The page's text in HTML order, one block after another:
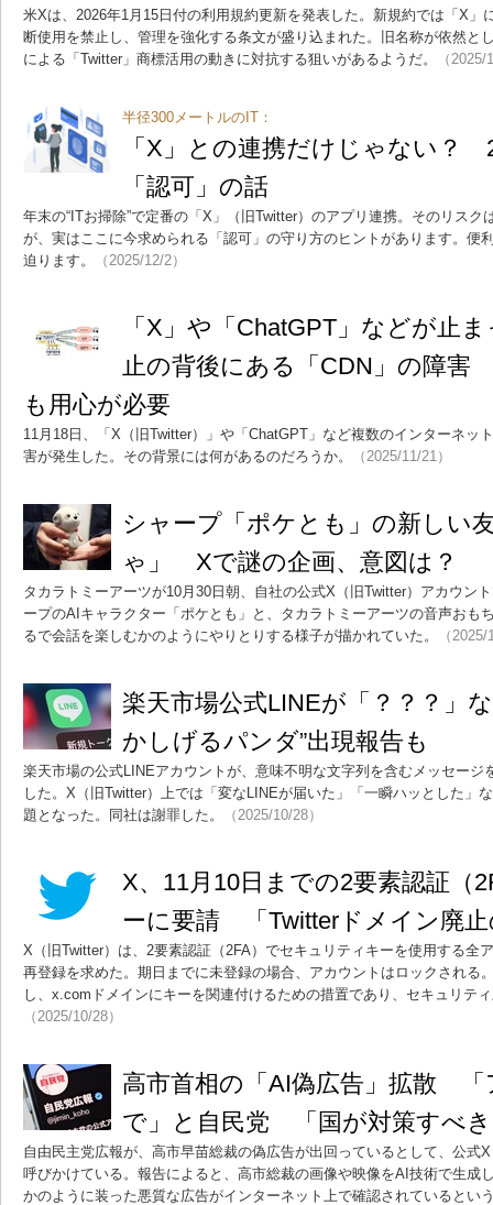
米Xは、2026年1月15日付の利用規約更新を発表した。新規約では「X」
断使用を禁止し、管理を強化する条文が盛り込まれた。旧名称が依然と
による「Twitter」商標活用の動きに対抗する狙いがあるようだ。
（
半径300メートルのIT：
「X」との連携だけじゃない？
「認可」の話
年末の“ITお掃除”で定番の「X」（旧Twitter）のアプリ連携。そのリスク
が、実はここに今求められる「認可」の守り方のヒントがあります。便
迫ります。
（2025/12/2）
「X」や「ChatGPT」などが止
止の背後にある「CDN」の障
も用心が必要
11月18日、「X（旧Twitter）」や「ChatGPT」など複数のインターネッ
害が発生した。その背景には何があるのだろうか。
（2025/11/21）
シャープ「ポケとも」の新しい
ゃ」 Xで謎の企画、意図は？
タカラトミーアーツが10月30日朝、自社の公式X（旧Twitter）アカウン
ープのAIキャラクター「ポケとも」と、タカラトミーアーツの音声おも
るで会話を楽しむかのようにやりとりする様子が描かれていた。
（
楽天市場公式LINEが「？？？」
かしげるパンダ”出現報告も
楽天市場の公式LINEアカウントが、意味不明な文字列を含むメッセージ
した。X（旧Twitter）上では「変なLINEが届いた」「一瞬ハッとした」
題となった。同社は謝罪した。
（2025/10/28）
X、11月10日までの2要素認証（
ーに要請 「Twitterドメイン廃
X（旧Twitter）は、2要素認証（2FA）でセキュリティキーを使用する全
再登録を求めた。期日までに未登録の場合、アカウントはロックされる
し、x.comドメインにキーを関連付けるための措置であり、セキュリテ
（2025/10/28）
高市首相の「AI偽広告」拡散
で」と自民党 「国が対策すべ
自由民主党広報が、高市早苗総裁の偽広告が出回っているとして、公式
呼びかけている。報告によると、高市総裁の画像や映像をAI技術で生成
かのように装った悪質な広告がインターネット上で確認されているとい